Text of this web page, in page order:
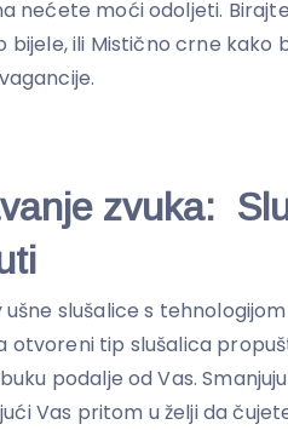
nećete moći odoljeti.
bijele, ili Mistično crne kako
zvuka:
slušalice s
otvoreni tip slušalica
podalje od Vas.
Vas pritom u želji da